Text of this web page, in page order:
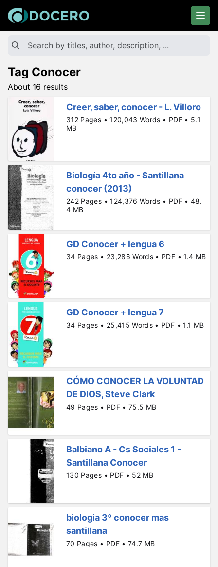
Tag Conocer
About 16 results
Creer, saber, conocer - L. Villoro
312 Pages • 120,043 Words • PDF • 5.1
MB
Biología 4to año - Santillana
conocer (2013)
242 Pages • 124,376 Words • PDF • 48.
4 MB
GD Conocer + lengua 6
34 Pages • 23,286 Words • PDF • 1.4 MB
GD Conocer + lengua 7
34 Pages • 25,415 Words • PDF • 1.1 MB
CÓMO CONOCER LA VOLUNTAD
DE DIOS, Steve Clark
49 Pages • PDF • 75.5 MB
Balbiano A - Cs Sociales 1 -
Santillana Conocer
130 Pages • PDF • 52 MB
biologia 3º conocer mas
santillana
70 Pages • PDF • 74.7 MB